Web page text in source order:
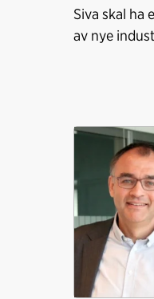
Siva skal ha
av nye